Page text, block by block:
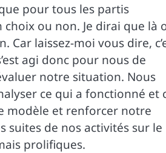
pour tous les partis
choix ou non. Je dirai que là
laissez-moi vous dire,
agi donc pour nous de
notre situation. Nous
ce qui a fonctionné et
modèle et renforcer notre
suites de nos activités sur le
prolifiques.